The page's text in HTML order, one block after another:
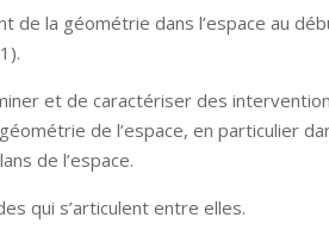
de la géométrie dans l’espace au
et de caractériser des
de l’espace, en particulier
de l’espace.
qui s’articulent entre elles.